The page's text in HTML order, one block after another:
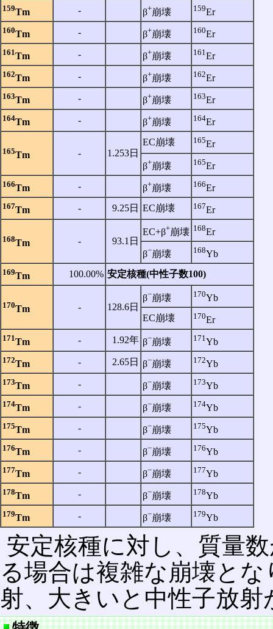
159Tm ‐ β+崩壊 159Er
160Tm ‐ β+崩壊 160Er
161Tm ‐ β+崩壊 161 Er
162Tm ‐ β+崩壊 162Er
163Tm ‐ β+崩壊 163Er
164Tm ‐ β+崩壊 164Er
165Tm ‐ 1.253日
EC崩壊 165Er
β+崩壊 165Er
166Tm ‐ β+崩壊 166Er
167Tm ‐ 9.25日 EC崩壊 167Er
168Tm ‐ 93.1日
EC+β+崩壊 168Er
β−崩壊 168Yb
169Tm 100.00% 安定核種(中性子数100)
170Tm ‐ 128.6日
β−崩壊 170Yb
EC崩壊
170Er
171Tm ‐ 1.92年 β−崩壊 171 Yb
172Tm ‐ 2.65日 β−崩壊 172Yb
173Tm ‐ β−崩壊 173Yb
174Tm ‐ β−崩壊 174Yb
175Tm ‐ β−崩壊 175Yb
176Tm ‐ β−崩壊 176Yb
177Tm ‐ β−崩壊 177Yb
178Tm ‐ β−崩壊 178Yb
179Tm ‐ β−崩壊 179Yb
安定核種に対し、質量
る場合は複雑な崩壊と
射、大きいと中性子放